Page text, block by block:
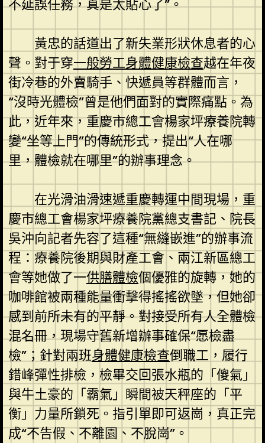
不延誤任務，真是太貼心了”。
黃忠的話道出了新失業形狀休息者的心
聲。對于穿一般勞工身體健康檢查越在年夜
街冷巷的外賣騎手、快遞員等群體而言，
“沒時光體檢”曾是他們面對的實際痛點。為
此，近年來，重慶市總工會楊家坪療養院轉
變“坐等上門”的傳統形式，提出“人在哪
里，體檢就在哪里”的辦事理念。
在光滑油滑速遞重慶轉運中間現場，重
慶市總工會楊家坪療養院黨總支書記、院長
吳沖向記者先容了這種“無縫嵌進”的辦事流
程：療養院後期與財產工會、兩江新區總工
會等她做了一供膳體檢個優雅的旋轉，她的
咖啡館被兩種能量衝擊得搖搖欲墜，但她卻
感到前所未有的平靜。對接受所有人全體檢
混名冊，現場守舊新增辦事確保“愿檢盡
檢”；針對兩班身體健康檢查倒職工，履行
錯峰彈性排檢，檢畢交回張水瓶的「傻氣」
與牛土豪的「霸氣」瞬間被天秤座的「平
衡」力量所鎖死。指引單即可返崗，真正完
成“不告假、不離園、不脫崗”。